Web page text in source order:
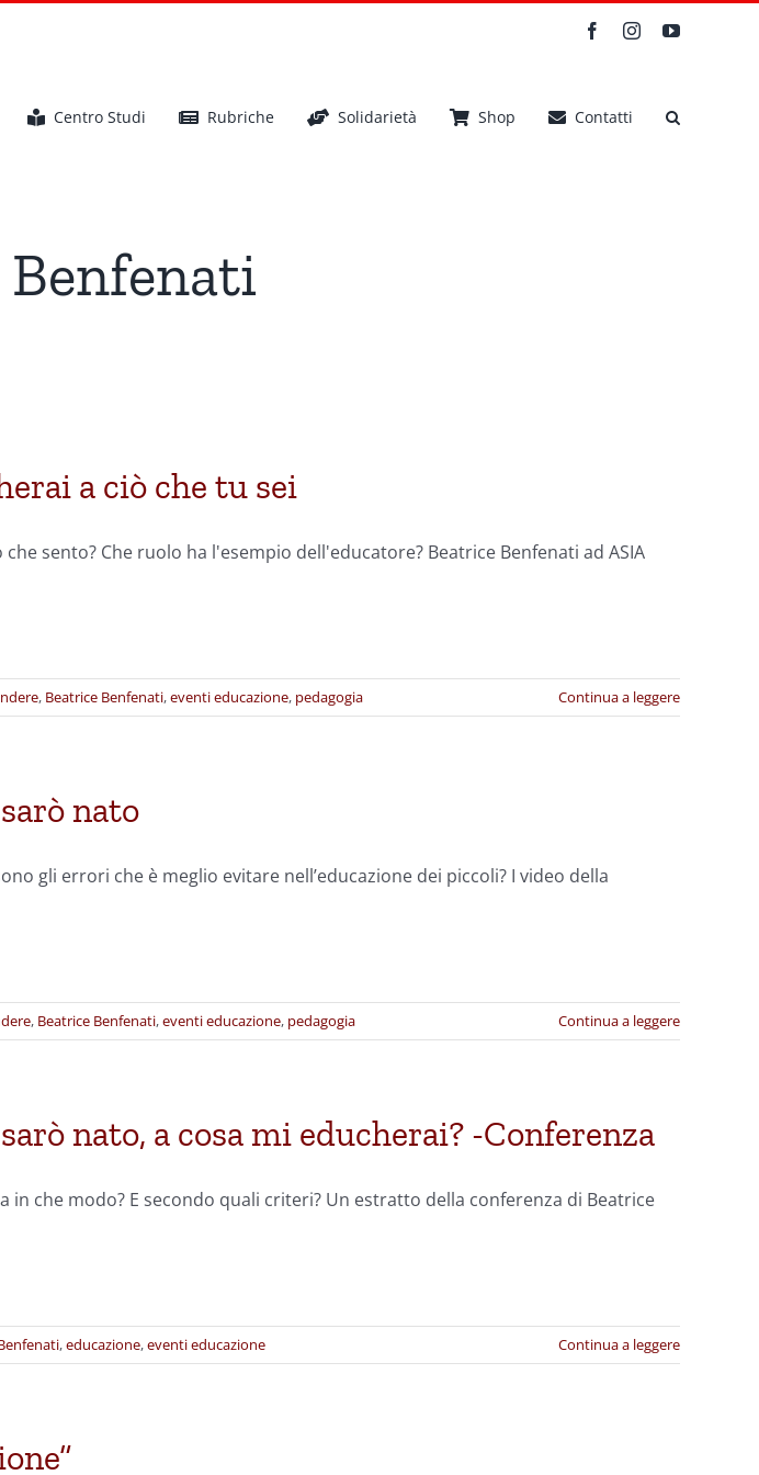
FacebookInstagramYouTube
Centro Studi Rubriche Solidarietà Shop Contatti
a ciò che tu sei
sento? Che ruolo ha l'esempio dell'educatore? Beatrice Benfenati ad ASIA
, Beatrice Benfenati,eventi educazione, pedagogia Continua a leggere
nato
gli errori che è meglio evitare nell’educazione dei piccoli? I video della
, Beatrice Benfenati,eventi educazione, pedagogia Continua a leggere
nato, a cosa mi educherai? -Conferenza
in che modo? E secondo quali criteri? Un estratto della conferenza di Beatrice
,educazione,eventi educazione Continua a leggere